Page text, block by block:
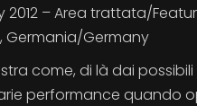
– Area trattata/
Germania/Germany
come, di là dai
performance quando